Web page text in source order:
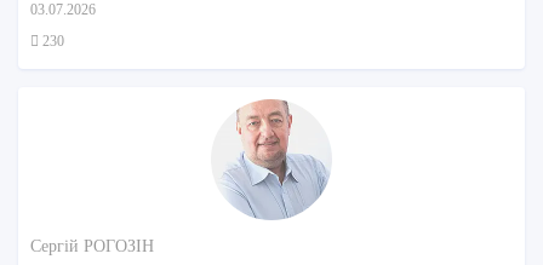
03.07.2026
230
Сергій РОГОЗІН